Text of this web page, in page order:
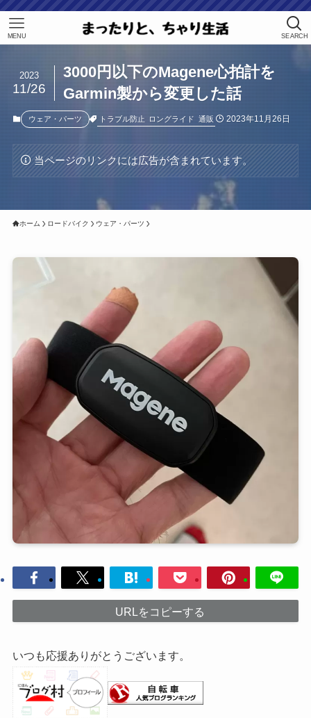
SEARCH
MENU
3000円以下のMagene心拍計を
Garmin製から変更した話
2023
11/26
ウェア・パーツ トラブル防止 ロングライド 通販 2023年11月26日
当ページのリンクには広告が含まれています。
ホーム ロードバイク ウェア・パーツ
URLをコピーする
いつも応援ありがとうございます。